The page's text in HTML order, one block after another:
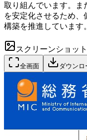
取り組んでいます。ま
を安定化させるため
構築を推進しています。
スクリーンショット
全画面 ダウンロ